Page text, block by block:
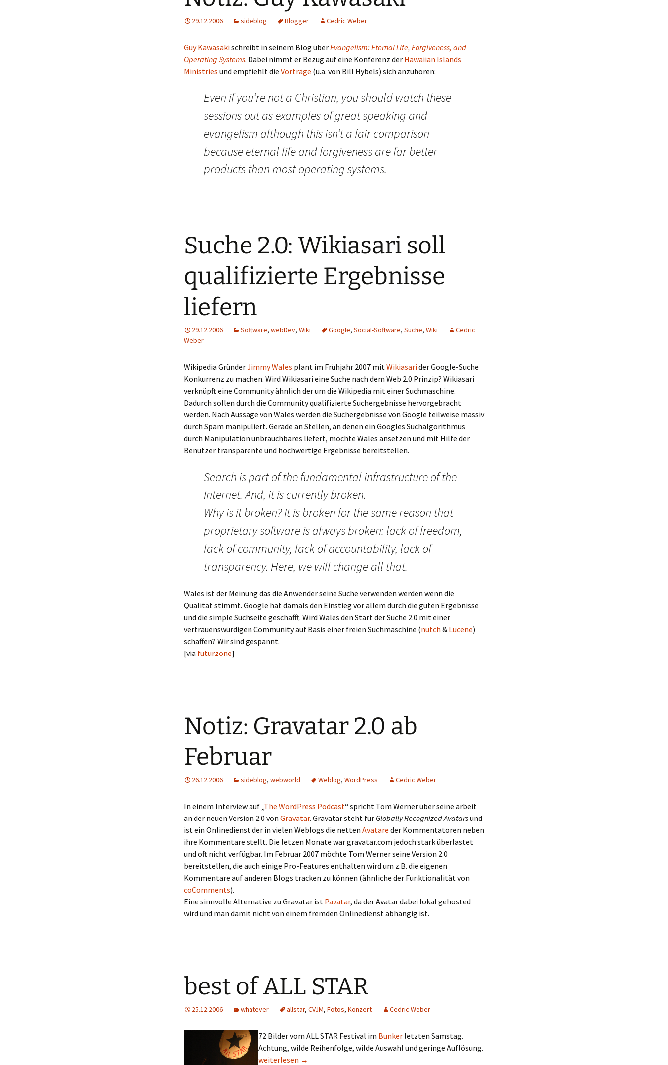
29.12.2006 sideblog Blogger Cedric Weber
Guy Kawasakischreibt in seinem Blog überEvangelism: Eternal Life, Forgiveness, and
Operating Systems. Dabei nimmt er Bezug auf eine Konferenz der Hawaiian Islands
Ministries und empfiehlt die Vorträge (u.a. von Bill Hybels) sich anzuhören:
Even if you’re not a Christian, you should watch these
sessions out as examples of great speaking and
evangelism although this isn’t a fair comparison
because eternal life and forgiveness are far better
products than most operating systems.
Suche 2.0: Wikiasari soll
qualifizierte Ergebnisse
liefern
29.12.2006 Software, webDev, Wiki Google, Social-Software, Suche, Wiki
Cedric
Weber
Wikipedia GründerJimmy Wales plant im Frühjahr 2007 mitWikiasarider Google-Suche
Konkurrenz zu machen. Wird Wikiasari eine Suche nach dem Web 2.0 Prinzip? Wikiasari
verknüpft eine Community ähnlich der um die Wikipedia mit einer Suchmaschine.
Dadurch sollen durch die Community qualifizierte Suchergebnisse hervorgebracht
werden. Nach Aussage von Wales werden die Suchergebnisse von Google teilweise massiv
durch Spam manipuliert. Gerade an Stellen, an denen ein Googles Suchalgorithmus
durch Manipulation unbrauchbares liefert, möchte Wales ansetzen und mit Hilfe der
Benutzer transparente und hochwertige Ergebnisse bereitstellen.
Search is part of the fundamental infrastructure of the
Internet. And, it is currently broken.
Why is it broken? It is broken for the same reason that
proprietary software is always broken: lack of freedom,
lack of community, lack of accountability, lack of
transparency. Here, we will change all that.
Wales ist der Meinung das die Anwender seine Suche verwenden werden wenn die
Qualität stimmt. Google hat damals den Einstieg vor allem durch die guten Ergebnisse
und die simple Suchseite geschafft. Wird Wales den Start der Suche 2.0 mit einer
vertrauenswürdigen Community auf Basis einer freien Suchmaschine (nutch & Lucene)
schaffen? Wir sind gespannt.
[via futurzone]
Notiz: Gravatar 2.0 ab
Februar
26.12.2006 sideblog, webworld Weblog, WordPress Cedric Weber
In einem Interview auf „The WordPress Podcast“ spricht Tom Werner über seine arbeit
an der neuen Version 2.0 von Gravatar. Gravatar steht für Globally Recognized Avatarsund
ist ein Onlinedienst der in vielen Weblogs die netten Avatare der Kommentatoren neben
ihre Kommentare stellt. Die letzen Monate war gravatar.com jedoch stark überlastet
und oft nicht verfügbar. Im Februar 2007 möchte Tom Werner seine Version 2.0
bereitstellen, die auch einige Pro-Features enthalten wird um z.B. die eigenen
Kommentare auf anderen Blogs tracken zu können (ähnliche der Funktionalität von
coComments).
Eine sinnvolle Alternative zu Gravatar ist Pavatar, da der Avatar dabei lokal gehosted
wird und man damit nicht von einem fremden Onlinedienst abhängig ist.
best of ALL STAR
25.12.2006 whatever allstar, CVJM, Fotos, Konzert Cedric Weber
72 Bilder vom ALL STAR Festival im Bunker letzten Samstag.
Achtung, wilde Reihenfolge, wilde Auswahl und geringe Auflösung.
best of ALL STAR
weiterlesen →